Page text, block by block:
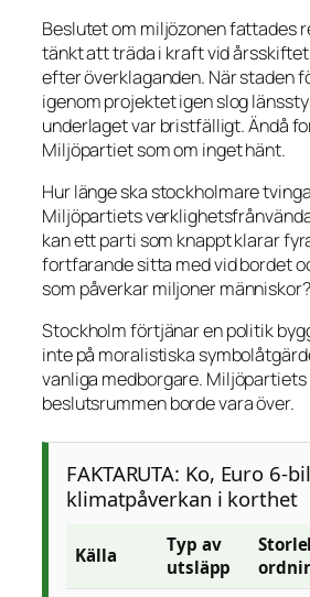
Beslutet om miljözonen fattades
tänkt att träda i kraft vid
efter överklaganden. När staden
igenom projektet igen slog
underlaget var bristfälligt. Ändå
Miljöpartiet som om inget hänt.
Hur länge ska stockholmare
Miljöpartiets
kan ett parti som knappt klarar
fortfarande sitta med vid bordet
som påverkar miljoner människor?
Stockholm förtjänar en politik
inte på moralistiska
vanliga medborgare. Miljöpartiets
beslutsrummen borde vara över.
FAKTARUTA: Ko, Euro 6-
klimatpåverkan i korthet
Källa
Typ av
utsläpp